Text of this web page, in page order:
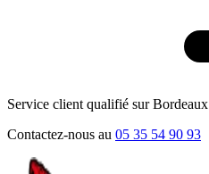
Service client qualifié sur Bordeaux
Contactez-nous au 05 35 54 90 93